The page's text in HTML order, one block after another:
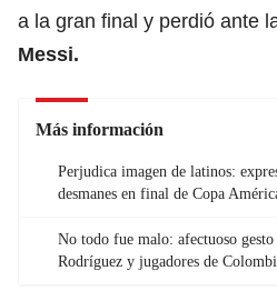
a la gran final y perdió ante
Messi.
Más información
Perjudica imagen de latinos:
desmanes en final de Copa
No todo fue malo: afectuoso
Rodríguez y jugadores de